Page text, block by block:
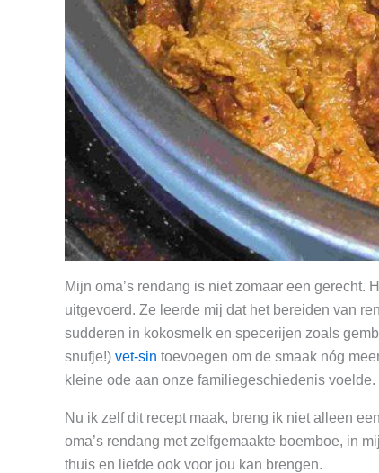
Mijn oma’s rendang is niet zomaar een
uitgevoerd. Ze leerde mij dat het bereiden van
sudderen in kokosmelk en specerijen zoals
snufje!) vet-sin toevoegen om de smaak nóg
kleine ode aan onze familiegeschiedenis voelde.
Nu ik zelf dit recept maak, breng ik niet alleen
oma’s rendang met zelfgemaakte boemboe, in
thuis en liefde ook voor jou kan brengen.